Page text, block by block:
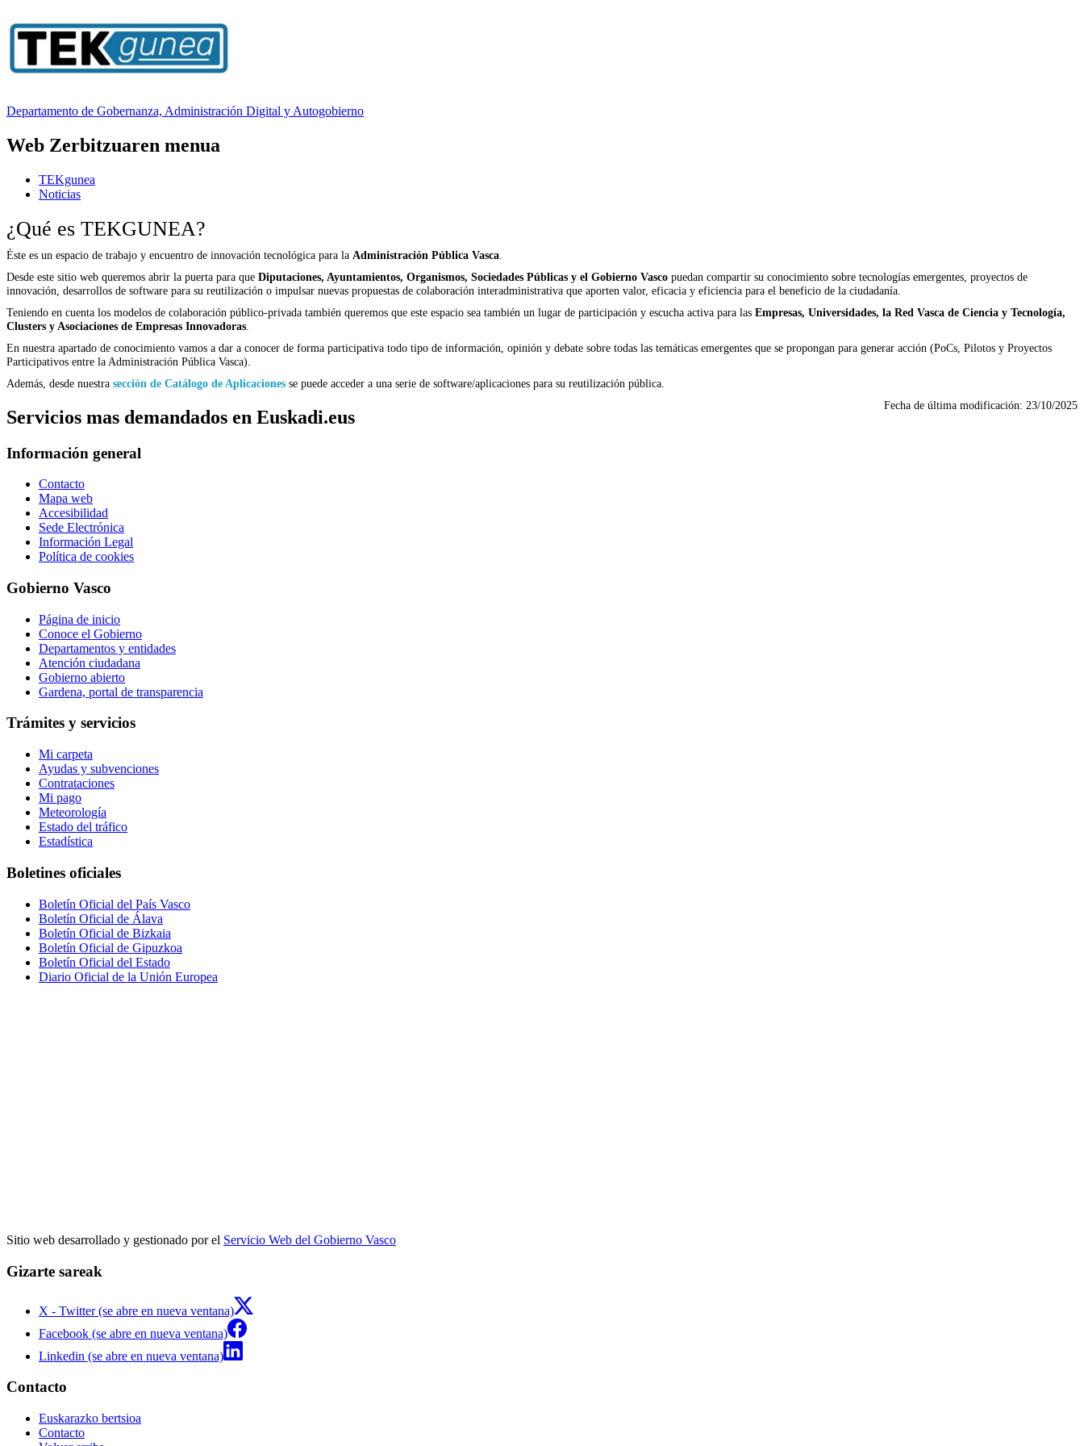
Departamento de Gobernanza, Administración Digital y Autogobierno
Web Zerbitzuaren menua
TEKgunea
Noticias
¿Qué es TEKGUNEA?
Éste es un espacio de trabajo y encuentro de innovación tecnológica para la Administración Pública Vasca
Desde este sitio web queremos abrir la puerta para que Diputaciones, Ayuntamientos, Organismos, Sociedades Públicas y el Gobierno Vasco puedan compartir su conocimiento sobre tecnologías emergentes, proyectos de
innovación, desarrollos de software para su reutilización o impulsar nuevas propuestas de colaboración interadministrativa que aporten valor, eficacia y eficiencia para el beneficio de la ciudadanía.
Teniendo en cuenta los modelos de colaboración público-privada también queremos que este espacio sea también un lugar de participación y escucha activa para las Empresas, Universidades, la Red Vasca de Ciencia y Tecnología,
Clusters y Asociaciones de Empresas Innovadoras
En nuestra apartado de conocimiento vamos a dar a conocer de forma participativa todo tipo de información, opinión y debate sobre todas las temáticas emergentes que se propongan para generar acción (PoCs, Pilotos y Proyectos
Participativos entre la Administración Pública Vasca).
Además, desde nuestra sección de Catálogo de Aplicaciones se puede acceder a una serie de software/aplicaciones para su reutilización pública.
Fecha de última modificación: 23/10/2025
Servicios mas demandados en Euskadi.eus
Información general
Contacto
Mapa web
Accesibilidad
Sede Electrónica
Información Legal
Política de cookies
Gobierno Vasco
Página de inicio
Conoce el Gobierno
Departamentos y entidades
Atención ciudadana
Gobierno abierto
Gardena, portal de transparencia
Trámites y servicios
Mi carpeta
Ayudas y subvenciones
Contrataciones
Mi pago
Meteorología
Estado del tráfico
Estadística
Boletines oficiales
Boletín Oficial del País Vasco
Boletín Oficial de Álava
Boletín Oficial de Bizkaia
Boletín Oficial de Gipuzkoa
Boletín Oficial del Estado
Diario Oficial de la Unión Europea
Sitio web desarrollado y gestionado por el Servicio Web del Gobierno Vasco
Gizarte sareak
X - Twitter (se abre en nueva ventana)
Facebook (se abre en nueva ventana)
Linkedin (se abre en nueva ventana)
Contacto
Euskarazko bertsioa
Contacto